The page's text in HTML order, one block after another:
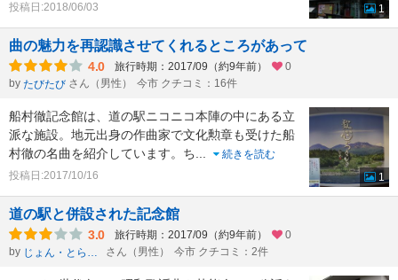
投稿日:2018/06/03
1
曲の魅力を再認識させてくれるところがあって
4.0 旅行時期：2017/09（約9年前）
0
by たびたび さん（男性） 今市 クチコミ：16件
船村徹記念館は、道の駅ニコニコ本陣の中にある立
派な施設。地元出身の作曲家で文化勲章も受けた船
村徹の名曲を紹介しています。ち...
続きを読む
投稿日:2017/10/16
1
道の駅と併設された記念館
3.0 旅行時期：2017/09（約9年前）
0
by
じょん・とらべる太 さん（男性） 今市 クチコミ：2件